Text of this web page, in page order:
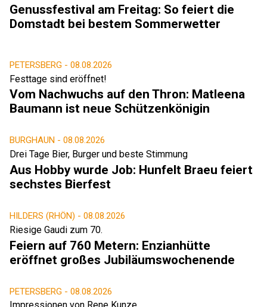
Genussfestival am Freitag: So feiert die
Domstadt bei bestem Sommerwetter
PETERSBERG - 08.08.2026
Festtage sind eröffnet!
Vom Nachwuchs auf den Thron: Matleena
Baumann ist neue Schützenkönigin
BURGHAUN - 08.08.2026
Drei Tage Bier, Burger und beste Stimmung
Aus Hobby wurde Job: Hunfelt Braeu feiert
sechstes Bierfest
HILDERS (RHÖN) - 08.08.2026
Riesige Gaudi zum 70.
Feiern auf 760 Metern: Enzianhütte
eröffnet großes Jubiläumswochenende
PETERSBERG - 08.08.2026